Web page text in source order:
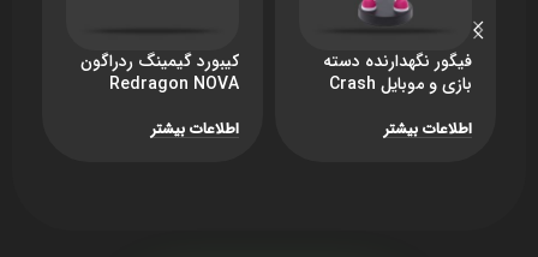
فیگور نگهدارنده دسته
بازی و موبایل Crash
اطلاعات بیشتر
کیبورد گیمینگ ردراگون
Redragon NOVA
اطلاعات بیشتر